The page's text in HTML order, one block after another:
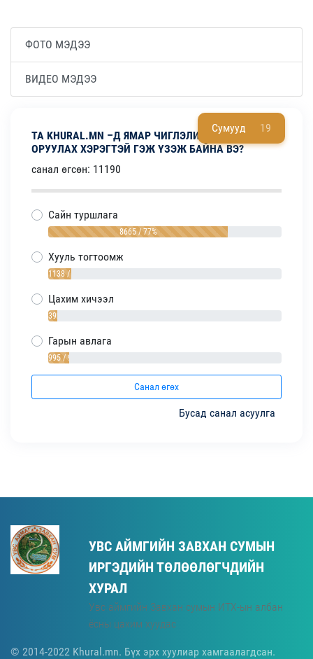
Сумууд 19
ФОТО МЭДЭЭ
ВИДЕО МЭДЭЭ
ТА KHURAL.MN –Д ЯМАР ЧИГЛЭЛИЙН МЭДЭЭ
ОРУУЛАХ ХЭРЭГТЭЙ ГЭЖ ҮЗЭЖ БАЙНА ВЭ?
санал өгсөн: 11190
Сайн туршлага
8665 / 77%
Хууль тогтоомж
1138 / 10%
Цахим хичээл
392 / 4%
Гарын авлага
995 / 9%
Санал өгөх
Бусад санал асуулга
УВС АЙМГИЙН ЗАВХАН СУМЫН
ИРГЭДИЙН ТӨЛӨӨЛӨГЧДИЙН
ХУРАЛ
Увс аймгийн Завхан сумын ИТХ-ын албан
ёсны цахим хуудас
© 2014-2022 Khural.mn. Бүх эрх хуулиар хамгаалагдсан.